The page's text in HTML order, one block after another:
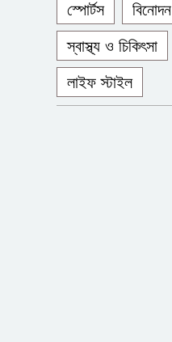
স্পোর্টস বিনোদন
স্বাস্থ্য ও চিকিৎসা
লাইফ স্টাইল